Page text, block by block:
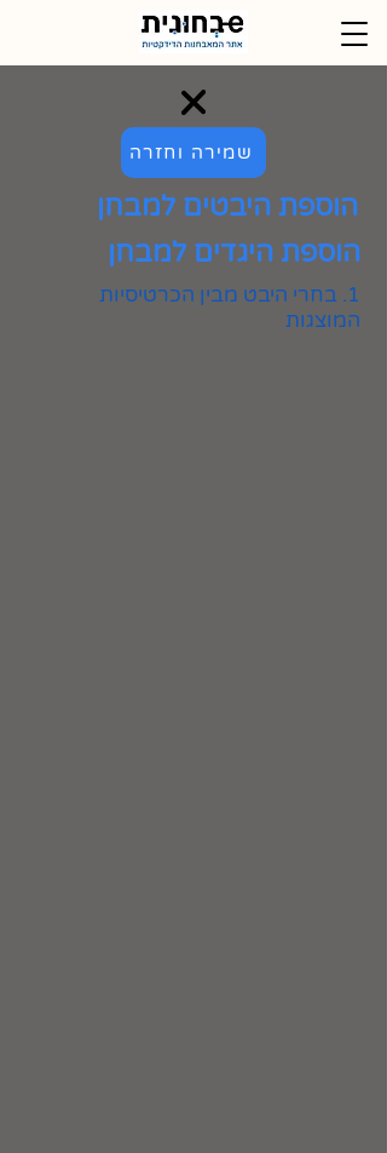
שמירה וחזרה
הוספת היבטים למבחן
הוספת היגדים למבחן
1. בחרי היבט מבין הכרטיסיות
המוצגות